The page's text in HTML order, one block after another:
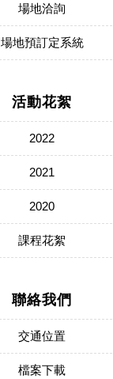
場地洽詢
場地預訂定系統
活動花絮
2022
2021
2020
課程花絮
聯絡我們
交通位置
檔案下載